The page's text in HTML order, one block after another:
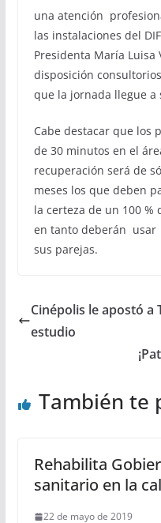
una atención
las instalaciones del
Presidenta María
disposición
que la jornada llegue a
Cabe destacar que los
de 30 minutos en el
recuperación será de
meses los que deben
la certeza de un 100
en tanto deberán usar
sus parejas.
Cinépolis le apostó
estudio
También te
Rehabilita
sanitario en la
22 de mayo de 2019